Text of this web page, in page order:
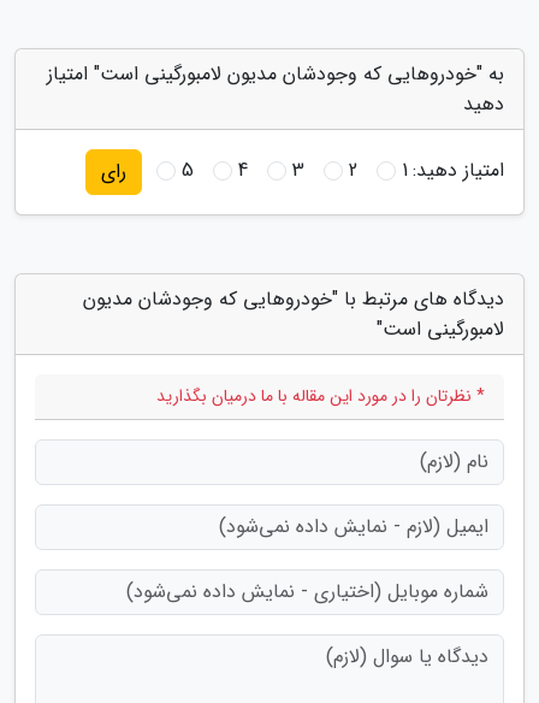
به "خودروهایی که وجودشان مدیون لامبورگینی است" امتیاز
دهید
امتیاز دهید:1
2
3
4
5 رای
دیدگاه های مرتبط با "خودروهایی که وجودشان مدیون
لامبورگینی است"
* نظرتان را در مورد این مقاله با ما درمیان بگذارید